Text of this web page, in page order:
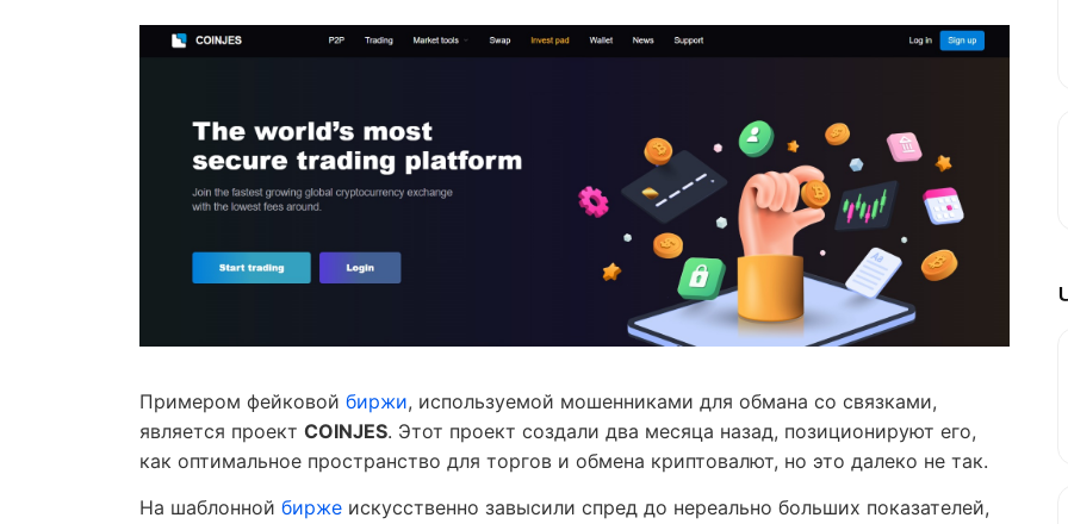
Примером фейковой биржи, используемой мошенниками для обмана со связками,
является проект COINJES. Этот проект создали два месяца назад, позиционируют его,
как оптимальное пространство для торгов и обмена криптовалют, но это далеко не так.
На шаблонной бирже искусственно завысили спред до нереально больших показателей,